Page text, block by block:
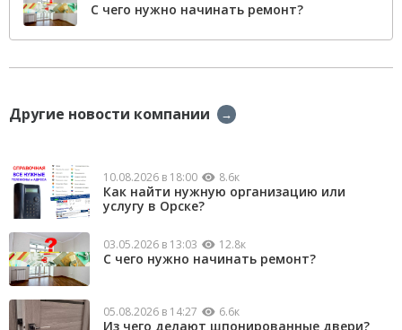
С чего нужно начинать ремонт?
Другие новости компании →
10.08.2026 в 18:00 8.6к
Как найти нужную организацию или
услугу в Орске?
03.05.2026 в 13:03 12.8к
С чего нужно начинать ремонт?
05.08.2026 в 14:27 6.6к
Из чего делают шпонированные двери?